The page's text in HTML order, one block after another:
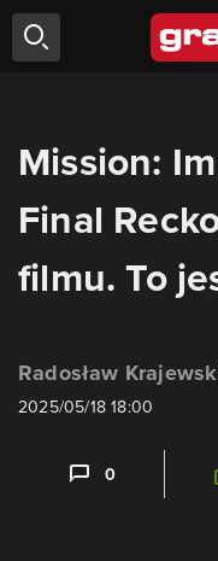
Mission:
Final
filmu. To
Radosław
2025/05/18 18:00
0